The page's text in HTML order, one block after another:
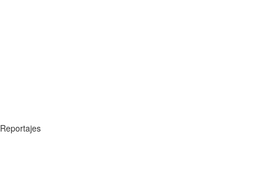
Reportajes